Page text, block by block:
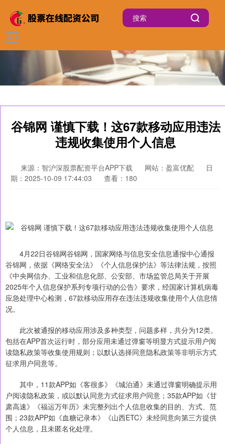
谷锦网 谨慎下载！这67款移动应用违法
违规收集使用个人信息
来源：智沪深股票配资平台APP下载 网站：盈富优配
日
期：2025-10-09 17:44:03
查看：180
4月22日谷锦网谷锦网，国家网络与信息安全信息通报中心通报
谷锦网，依据《网络安全法》《个人信息保护法》等法律法规，按照
《中央网信办、工业和信息化部、公安部、市场监管总局关于开展
2025年个人信息保护系列专项行动的公告》要求，经国家计算机病毒
应急处理中心检测，67款移动应用存在违法违规收集使用个人信息情
况。
此次被通报的移动应用涉及多种类型，问题多样，共分为12类。
包括在APP首次运行时，部分应用未通过弹窗等明显方式提示用户阅
读隐私政策等收集使用规则；以默认选择同意隐私政策等非明示方式
征求用户同意等。
其中，11款APP如《客很多》《城泊通》未通过弹窗明确提示用
户阅读隐私政策，或以默认同意方式征求用户同意；35款APP如《甘
肃高速》《福运万年历》未完整列出个人信息收集的目的、方式、范
围；23款APP如《血糖记录本》《山西ETC》未经同意向第三方提供
个人信息，且未匿名化处理。